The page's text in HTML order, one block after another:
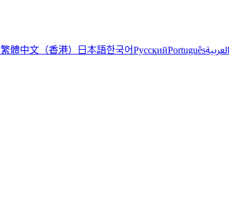
繁體中文（香港） 日本語한국어РусскийPortuguêsالعربية